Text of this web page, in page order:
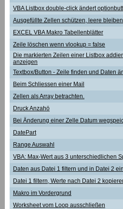
VBA Listbox double-click ändert
Ausgefüllte Zellen schützen, leere
EXCEL VBA Makro Tabellenblätter
Zeile löschen wenn vlookup = false
Die markierten Zeilen einer Listbox
anzeigen
Textbox/Button - Zeile finden und Daten
Beim Schliessen einer Mail
Zellen als Array betrachten.
Druck Anzahö
Bei Änderung einer Zelle Datum
DatePart
Range Auswahl
VBA: Max-Wert aus 3 unterschiedlichen
Daten aus Datei 1 filtern und in Datei 2
Datei 1 filtern, Werte nach Datei 2
Makro im Vordergrund
Worksheet vom Loop ausschließen